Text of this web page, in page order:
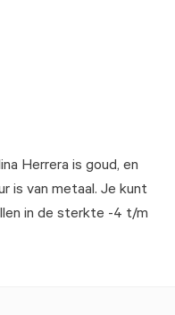
Herrera is goud, en
is van metaal. Je kunt
in de sterkte -4 t/m